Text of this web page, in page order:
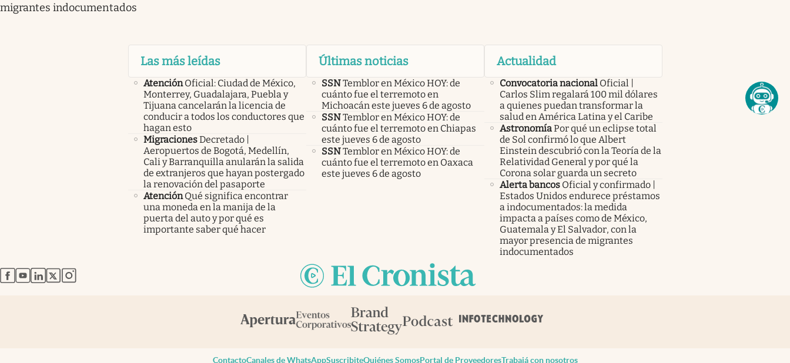
migrantes indocumentados
Las más leídas
Atención Oficial: Ciudad de México,
Monterrey, Guadalajara, Puebla y
Tijuana cancelarán la licencia de
conducir a todos los conductores que
hagan esto
MigracionesDecretado |
Aeropuertos de Bogotá, Medellín,
Cali y Barranquilla anularán la salida
de extranjeros que hayan postergado
la renovación del pasaporte
Atención Qué significa encontrar
una moneda en la manija de la
puerta del auto y por qué es
importante saber qué hacer
Últimas noticias
SSNTemblor en México HOY: de
cuánto fue el terremoto en
Michoacán este jueves 6 de agosto
SSNTemblor en México HOY: de
cuánto fue el terremoto en Chiapas
este jueves 6 de agosto
SSNTemblor en México HOY: de
cuánto fue el terremoto en Oaxaca
este jueves 6 de agosto
Actualidad
Convocatoria nacional Oficial |
Carlos Slim regalará 100 mil dólares
a quienes puedan transformar la
salud en América Latina y el Caribe
AstronomíaPor qué un eclipse total
de Sol confirmó lo que Albert
Einstein descubrió con la Teoría de la
Relatividad General y por qué la
Corona solar guarda un secreto
Alerta bancos Oficial y confirmado |
Estados Unidos endurece préstamos
a indocumentados: la medida
impacta a países como de México,
Guatemala y El Salvador, con la
mayor presencia de migrantes
indocumentados
abre en nueva pestaña
abre en nueva pestaña
abre en nueva pestaña
abre en nueva pestaña
abre en nueva pestaña
ContactoCanales de WhatsAppSuscribiteQuiénes SomosPortal de ProveedoresTrabajá con nosotros